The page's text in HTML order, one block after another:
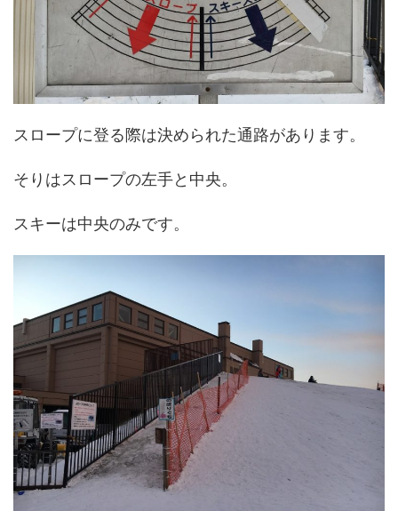
スロープに登る際は決められた通路があります。
そりはスロープの左手と中央。
スキーは中央のみです。